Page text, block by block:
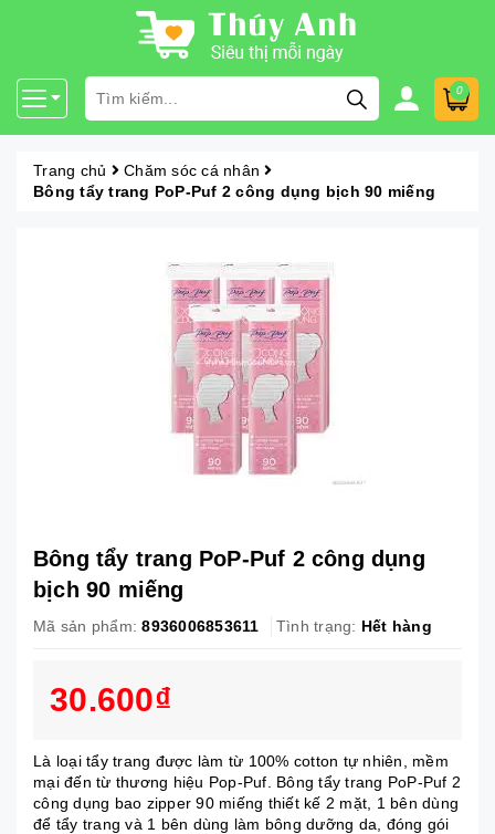
0
Trang chủ
Chăm sóc cá nhân
Bông tẩy trang PoP-Puf 2 công dụng bịch 90 miếng
Bông tẩy trang PoP-Puf 2 công dụng
bịch 90 miếng
Mã sản phẩm: 8936006853611 Tình trạng: Hết hàng
30.600₫
Là loại tẩy trang được làm từ 100% cotton tự nhiên, mềm
mại đến từ thương hiệu Pop-Puf. Bông tẩy trang PoP-Puf 2
công dụng bao zipper 90 miếng thiết kế 2 mặt, 1 bên dùng
để tẩy trang và 1 bên dùng làm bông dưỡng da, đóng gói